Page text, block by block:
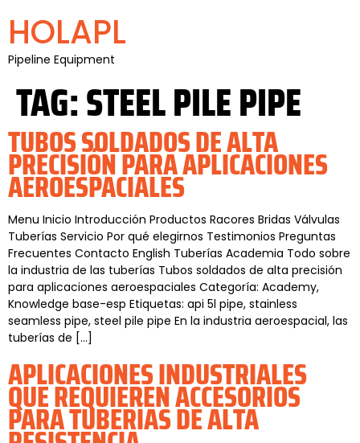
HOLAPL
Pipeline Equipment
TAG:STEEL PILE PIPE
TUBOS SOLDADOS DE ALTA
PRECISIÓN PARA APLICACIONES
AEROESPACIALES
Menu Inicio Introducción Productos Racores Bridas Válvulas
Tuberías Servicio Por qué elegirnos Testimonios Preguntas
Frecuentes Contacto English Tuberías Academia Todo sobre
la industria de las tuberías Tubos soldados de alta precisión
para aplicaciones aeroespaciales Categoría: Academy,
Knowledge base-esp Etiquetas: api 5l pipe, stainless
seamless pipe, steel pile pipe En la industria aeroespacial, las
tuberías de […]
APLICACIONES INDUSTRIALES
QUE REQUIEREN ACCESORIOS
PARA TUBERÍAS DE ALTA